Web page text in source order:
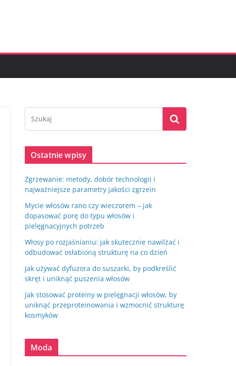
Ostatnie wpisy
Zgrzewanie: metody, dobór technologii i
najważniejsze parametry jakości zgrzein
Mycie włosów rano czy wieczorem – jak
dopasować porę do typu włosów i
pielęgnacyjnych potrzeb
Włosy po rozjaśnianiu: jak skutecznie nawilżać i
odbudować osłabioną strukturę na co dzień
Jak używać dyfuzora do suszarki, by podkreślić
skręt i uniknąć puszenia włosów
Jak stosować proteiny w pielęgnacji włosów, by
uniknąć przeproteinowania i wzmocnić strukturę
kosmyków
Moda